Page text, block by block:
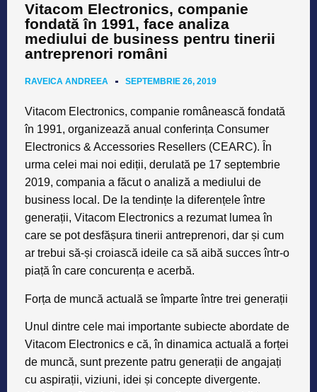
Vitacom Electronics, companie
fondată în 1991, face analiza
mediului de business pentru tinerii
antreprenori români
RAVEICA ANDREEA SEPTEMBRIE 26, 2019
Vitacom Electronics, companie românească fondată
în 1991, organizează anual conferința Consumer
Electronics & Accessories Resellers (CEARC). În
urma celei mai noi ediții, derulată pe 17 septembrie
2019, compania a făcut o analiză a mediului de
business local. De la tendințe la diferențele între
generații, Vitacom Electronics a rezumat lumea în
care se pot desfășura tinerii antreprenori, dar și cum
ar trebui să-și croiască ideile ca să aibă succes într-o
piață în care concurența e acerbă.
Forța de muncă actuală se împarte între trei generații
Unul dintre cele mai importante subiecte abordate de
Vitacom Electronics e că, în dinamica actuală a forței
de muncă, sunt prezente patru generații de angajați
cu aspirații, viziuni, idei și concepte divergente.